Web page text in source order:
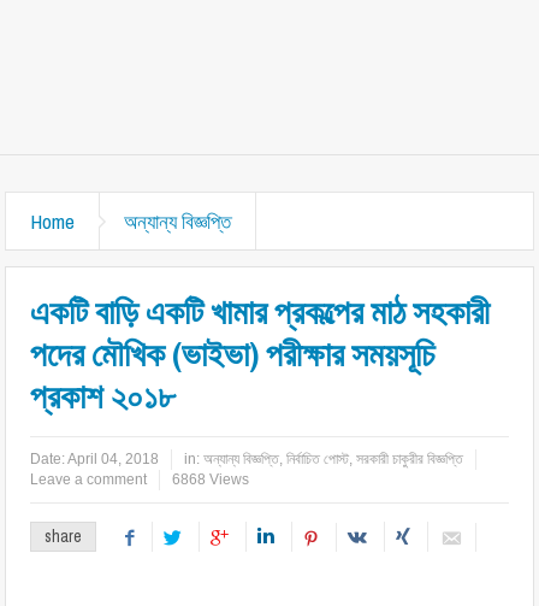
Home অন্যান্য বিজ্ঞপ্তি
একটি বাড়ি একটি খামার প্রকল্পের মাঠ সহকারী
পদের মৌখিক (ভাইভা) পরীক্ষার সময়সূচি
প্রকাশ ২০১৮
Date:April 04, 2018 in:অন্যান্য বিজ্ঞপ্তি,নির্বাচিত পোস্ট,সরকারী চাকুরীর বিজ্ঞপ্তি
Leave a comment
6868 Views
share